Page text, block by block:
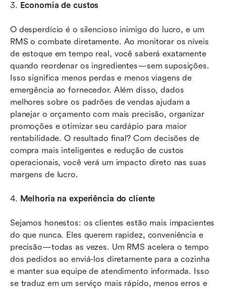
3. Economia de custos
O desperdício é o silencioso inimigo do lucro, e um
RMS o combate diretamente. Ao monitorar os níveis
de estoque em tempo real, você saberá exatamente
quando reordenar os ingredientes—sem suposições.
Isso significa menos perdas e menos viagens de
emergência ao fornecedor. Além disso, dados
melhores sobre os padrões de vendas ajudam a
planejar o orçamento com mais precisão, organizar
promoções e otimizar seu cardápio para maior
rentabilidade. O resultado final? Com decisões de
compra mais inteligentes e redução de custos
operacionais, você verá um impacto direto nas suas
margens de lucro.
4. Melhoria na experiência do cliente
Sejamos honestos: os clientes estão mais impacientes
do que nunca. Eles querem rapidez, conveniência e
precisão—todas as vezes. Um RMS acelera o tempo
dos pedidos ao enviá-los diretamente para a cozinha
e manter sua equipe de atendimento informada. Isso
se traduz em um serviço mais rápido, menos erros e